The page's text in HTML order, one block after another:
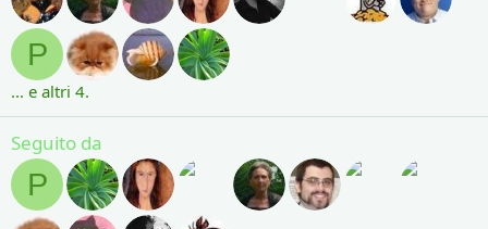
P
... e altri 4.
Seguito da
P